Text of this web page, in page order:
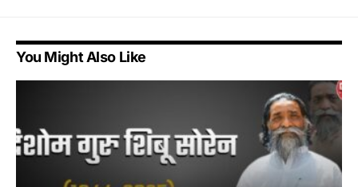
You Might Also Like